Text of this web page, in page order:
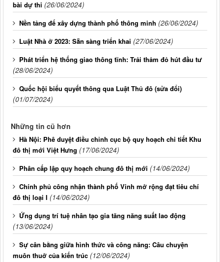
bài dự thi (26/06/2024)
Nền tảng để xây dựng thành phố thông minh (26/06/2024)
Luật Nhà ở 2023: Sẵn sàng triển khai (27/06/2024)
Phát triển hệ thống giao thông tĩnh: Trải thảm đỏ hút đầu tư
(28/06/2024)
Quốc hội biểu quyết thông qua Luật Thủ đô (sửa đổi)
(01/07/2024)
Những tin cũ hơn
Hà Nội: Phê duyệt điều chỉnh cục bộ quy hoạch chi tiết Khu
đô thị mới Việt Hưng (17/06/2024)
Phân cấp lập quy hoạch chung đô thị mới (14/06/2024)
Chính phủ công nhận thành phố Vinh mở rộng đạt tiêu chí
đô thị loại I (14/06/2024)
Ứng dụng trí tuệ nhân tạo gia tăng năng suất lao động
(13/06/2024)
Sự cân bằng giữa hình thức và công năng: Câu chuyện
muôn thuở của kiến ​​trúc (12/06/2024)